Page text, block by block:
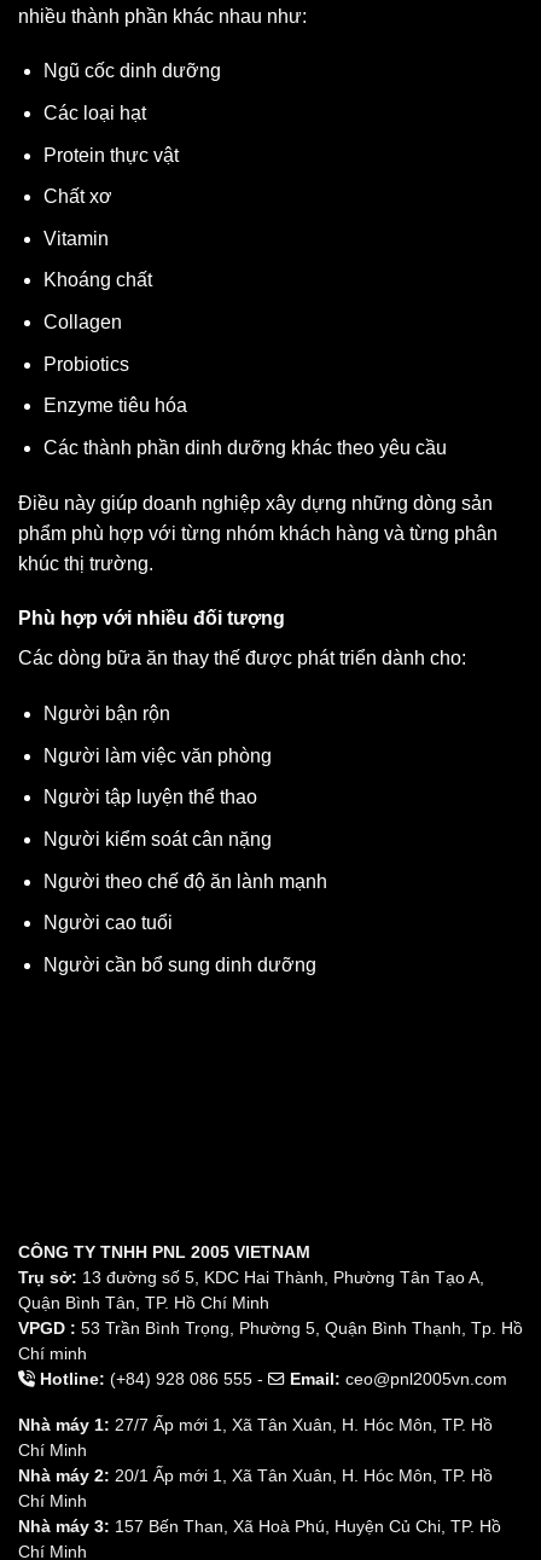
nhiều thành phần khác nhau như:
Ngũ cốc dinh dưỡng
Các loại hạt
Protein thực vật
Chất xơ
Vitamin
Khoáng chất
Collagen
Probiotics
Enzyme tiêu hóa
Các thành phần dinh dưỡng khác theo yêu cầu
Điều này giúp doanh nghiệp xây dựng những dòng sản
phẩm phù hợp với từng nhóm khách hàng và từng phân
khúc thị trường.
Phù hợp với nhiều đối tượng
Các dòng bữa ăn thay thế được phát triển dành cho:
Người bận rộn
Người làm việc văn phòng
Người tập luyện thể thao
Người kiểm soát cân nặng
Người theo chế độ ăn lành mạnh
Người cao tuổi
Người cần bổ sung dinh dưỡng
CÔNG TY TNHH PNL 2005 VIETNAM
Trụ sở: 13 đường số 5, KDC Hai Thành, Phường Tân Tạo A,
Quận Bình Tân, TP. Hồ Chí Minh
VPGD : 53 Trần Bình Trọng, Phường 5, Quận Bình Thạnh, Tp. Hồ
Chí minh
Hotline: (+84) 928 086 555 - Email: ceo@pnl2005vn.com
Nhà máy 1: 27/7 Ấp mới 1, Xã Tân Xuân, H. Hóc Môn, TP. Hồ
Chí Minh
Nhà máy 2: 20/1 Ấp mới 1, Xã Tân Xuân, H. Hóc Môn, TP. Hồ
Chí Minh
Nhà máy 3: 157 Bến Than, Xã Hoà Phú, Huyện Củ Chi, TP. Hồ
Chí Minh